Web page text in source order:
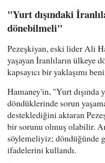
"Yurt dışındaki
dönebilmeli"
Pezeşkiyan, eski lider Ali
yaşayan İranlıların ülkeye
kapsayıcı bir yaklaşımı
Hamaney'in, "Yurt dışında
döndüklerinde sorun
desteklediğini aktaran
bir sorunu olmuş olabilir.
söylemeliyiz; döndüğünde
ifadelerini kullandı.